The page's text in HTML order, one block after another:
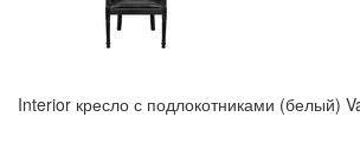
Interior кресло с подлокотниками (белый)